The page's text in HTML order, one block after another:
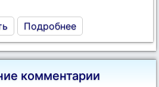
Подробнее
комментарии